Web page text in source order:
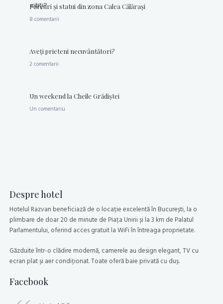
Parcuri şi statui din zona Calea Călăraşi
8 comentarii
Aveţi prieteni necuvântători?
2 comentarii
Un weekend la Cheile Grădiştei
Un comentariu
Despre hotel
Hotelul Razvan beneficiază de o locație excelentă în București, la o
plimbare de doar 20 de minute de Piața Unirii și la 3 km de Palatul
Parlamentului, oferind acces gratuit la WiFi în întreaga proprietate.
Găzduite într-o clădire modernă, camerele au design elegant, TV cu
ecran plat și aer condiționat. Toate oferă baie privată cu duș.
Facebook